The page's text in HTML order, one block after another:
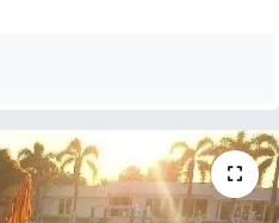
Altlarında son
Ama bunu
paylaşmaktan da
Instagram'da